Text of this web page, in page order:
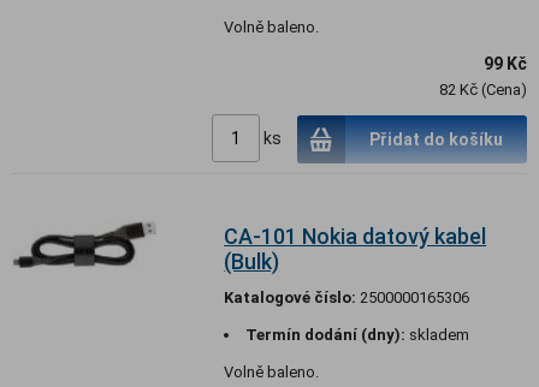
Volně baleno.
99 Kč
82 Kč (Cena)
ks Přidat do košíku
CA-101 Nokia datový kabel
(Bulk)
Katalogové číslo: 2500000165306
Termín dodání (dny): skladem
Volně baleno.